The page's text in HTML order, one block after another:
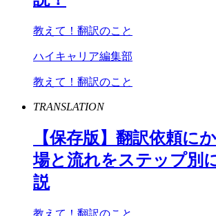
教えて！翻訳のこと
ハイキャリア編集部
教えて！翻訳のこと
TRANSLATION
【保存版】翻訳依頼に
場と流れをステップ別
説